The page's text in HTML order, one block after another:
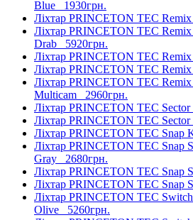
Blue 1930грн.
Ліхтар PRINCETON TEC
Ліхтар PRINCETON TEC
Drab 5920грн.
Ліхтар PRINCETON TEC
Ліхтар PRINCETON TEC
Ліхтар PRINCETON TEC
Multicam 2960грн.
Ліхтар PRINCETON TEC
Ліхтар PRINCETON TEC
Ліхтар PRINCETON TEC Snap
Ліхтар PRINCETON TEC Snap
Gray 2680грн.
Ліхтар PRINCETON TEC Snap
Ліхтар PRINCETON TEC Snap
Ліхтар PRINCETON TEC
Olive 5260грн.